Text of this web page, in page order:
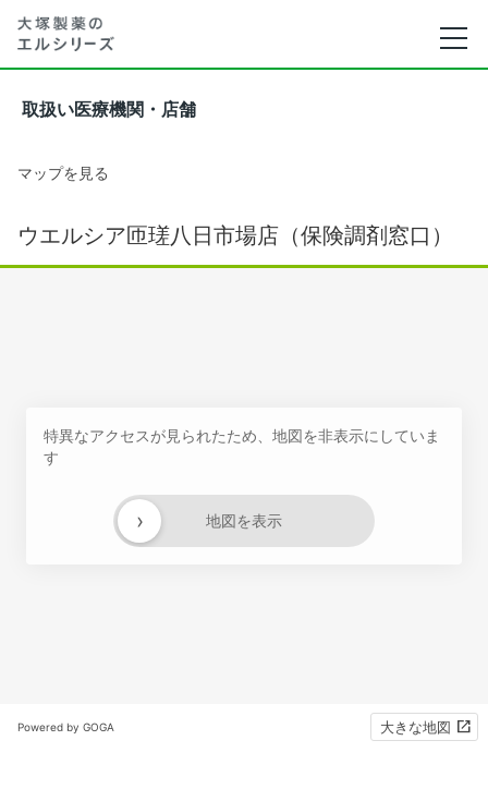
取扱い医療機関・店舗
マップを見る
ウエルシア匝瑳八日市場店（保険調剤窓口）
特異なアクセスが見られたため、地図を非表示にしていま
す
地図を表示
›
Powered by GOGA 大きな地図